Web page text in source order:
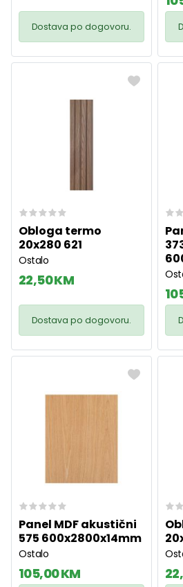
Dostava po dogovoru.
Obloga termo
20x280 621
Ostalo
22,50 KM
Dostava po dogovoru.
Panel MDF akustični
575 600x2800x14mm
Ostalo
105,00 KM